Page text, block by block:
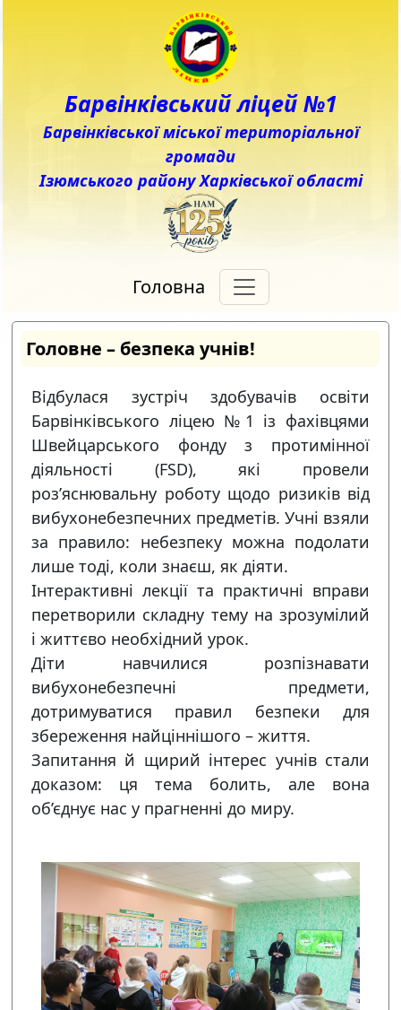
Барвінківський ліцей №1
Барвінківської міської територіальної
громади
Ізюмського району Харківської області
Головна
Головне – безпека учнів!
Відбулася зустріч здобувачів освіти
Барвінківського ліцею №1 із фахівцями
Швейцарського фонду з протимінної
діяльності (FSD), які провели
роз’яснювальну роботу щодо ризиків від
вибухонебезпечних предметів. Учні взяли
за правило: небезпеку можна подолати
лише тоді, коли знаєш, як діяти.
Інтерактивні лекції та практичні вправи
перетворили складну тему на зрозумілий
і життєво необхідний урок.
Діти навчилися розпізнавати
вибухонебезпечні предмети,
дотримуватися правил безпеки для
збереження найціннішого – життя.
Запитання й щирий інтерес учнів стали
доказом: ця тема болить, але вона
об’єднує нас у прагненні до миру.